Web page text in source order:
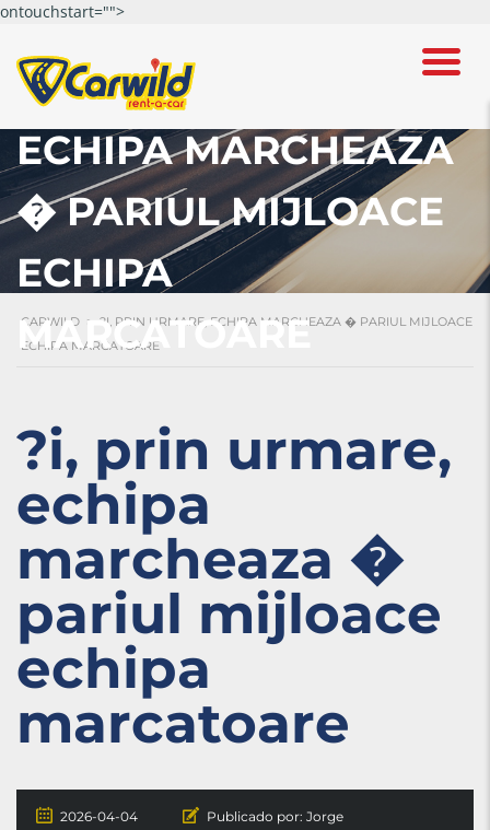
ontouchstart="">
?I, PRIN URMARE,
ECHIPA MARCHEAZA
� PARIUL MIJLOACE
ECHIPA
MARCATOARE
CARWILD >
?I, PRIN URMARE, ECHIPA MARCHEAZA � PARIUL MIJLOACE
ECHIPA MARCATOARE
?i, prin urmare,
echipa
marcheaza �
pariul mijloace
echipa
marcatoare
2026-04-04 Publicado por: Jorge